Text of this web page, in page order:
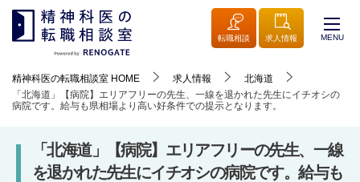
転職相談 求人情報 MENU
精神科医の転職相談室 HOME 求人情報
北海道
「北海道」【病院】エリアフリーの先生、一線を退かれた先生にイチオシの
病院です。給与も県相場より高い好条件での提示となります。
「北海道」【病院】エリアフリーの先生、一線
を退かれた先生にイチオシの病院です。給与も